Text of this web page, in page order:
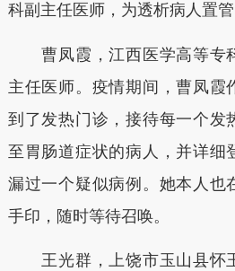
科副主任医师，为透析病人置管
曹凤霞，江西医学高等专
主任医师。疫情期间，曹凤霞
到了发热门诊，接待每一个发
至胃肠道症状的病人，并详细
漏过一个疑似病例。她本人也
手印，随时等待召唤。
王光群，上饶市玉山县怀